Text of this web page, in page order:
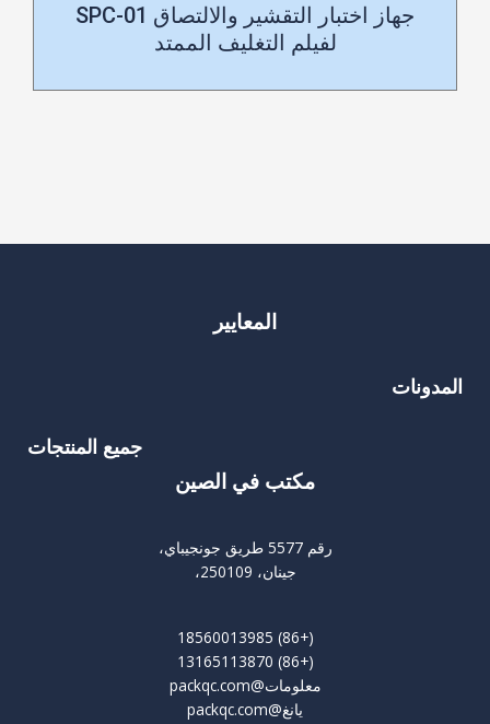
جهاز اختبار التقشير والالتصاق SPC-01
لفيلم التغليف الممتد
المعايير
المدونات
جميع المنتجات
مكتب في الصين
رقم 5577 طريق جونجيباي،
جينان، 250109،
(+86) 18560013985
(+86) 13165113870
معلومات@packqc.com
يانغ@packqc.com